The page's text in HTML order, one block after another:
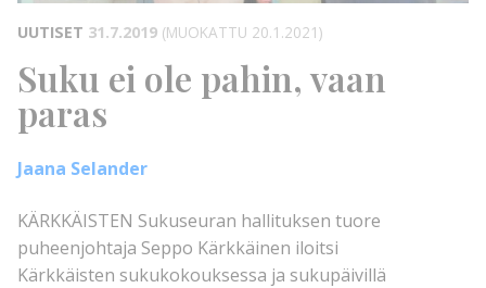
UUTISET 31.7.2019 (MUOKATTU 20.1.2021)
Suku ei ole pahin, vaan
paras
Jaana Selander
KÄRKKÄISTEN Sukuseuran hallituksen tuore
puheenjohtaja Seppo Kärkkäinen iloitsi
Kärkkäisten sukukokouksessa ja sukupäivillä